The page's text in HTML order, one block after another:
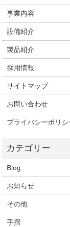
事業内容
設備紹介
製品紹介
採用情報
サイトマップ
お問い合わせ
プライバシーポリシ
Blog
お知らせ
その他
手摺